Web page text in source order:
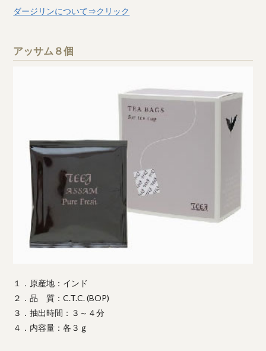
ダージリンについて⇒クリック
アッサム８個
１．原産地：インド
２．品 質：C.T.C. (BOP)
３．抽出時間：３～４分
４．内容量：各３ｇ